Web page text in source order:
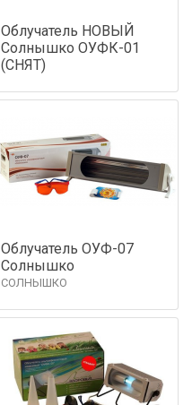
Облучатель НОВЫЙ
Солнышко ОУФК-01
(СНЯТ)
Облучатель ОУФ-07
Солнышко
СОЛНЫШКО